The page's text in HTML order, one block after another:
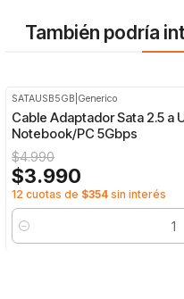
También podría
SATAUSB5GB Generico
Cable Adaptador Sata 2.5 a
Notebook/PC 5Gbps
$4.990
$3.990
12 cuotas de $354 sin interés
Cantidad